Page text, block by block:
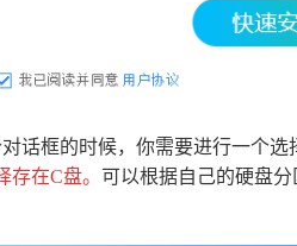
话框的时候，你需要进行一个选
在C盘。 可以根据自己的硬盘